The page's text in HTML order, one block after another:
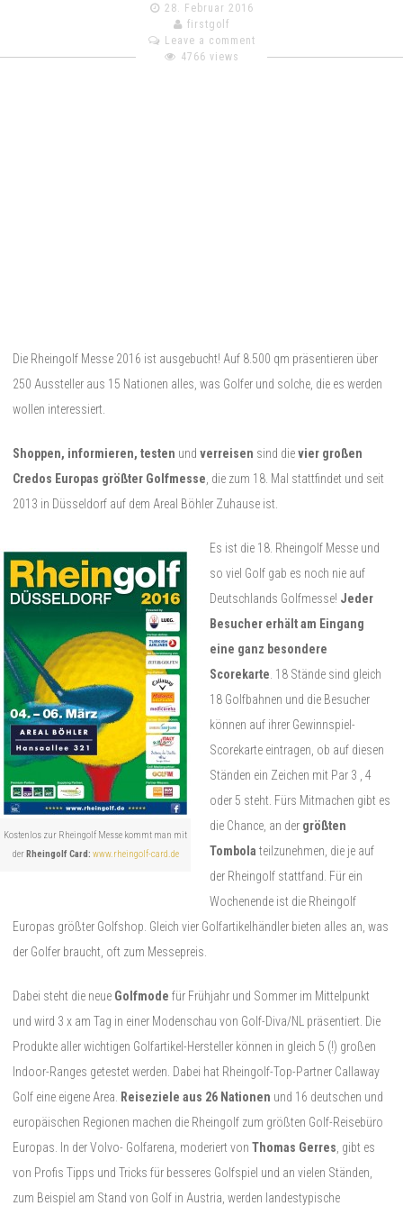
28. Februar 2016
firstgolf
Leave a comment
4766 views
Die Rheingolf Messe 2016 ist ausgebucht! Auf 8.500 qm präsentieren über
250 Aussteller aus 15 Nationen alles, was Golfer und solche, die es werden
wollen interessiert.
Shoppen, informieren, testen und verreisen sind dievier großen
Credos Europas größter Golfmesse , die zum 18. Mal stattfindet und seit
2013 in Düsseldorf auf dem Areal Böhler Zuhause ist.
Kostenlos zur Rheingolf Messe kommt man mit
der Rheingolf Card: www.rheingolf-card.de
Es ist die 18. Rheingolf Messe und
so viel Golf gab es noch nie auf
Deutschlands Golfmesse! Jeder
Besucher erhält am Eingang
eine ganz besondere
Scorekarte . 18 Stände sind gleich
18 Golfbahnen und die Besucher
können auf ihrer Gewinnspiel-
Scorekarte eintragen, ob auf diesen
Ständen ein Zeichen mit Par 3 , 4
oder 5 steht. Fürs Mitmachen gibt es
die Chance, an der größten
Tombola teilzunehmen, die je auf
der Rheingolf stattfand. Für ein
Wochenende ist die Rheingolf
Europas größter Golfshop. Gleich vier Golfartikelhändler bieten alles an, was
der Golfer braucht, oft zum Messepreis.
Dabei steht die neue Golfmode für Frühjahr und Sommer im Mittelpunkt
und wird 3 x am Tag in einer Modenschau von Golf-Diva/NL präsentiert. Die
Produkte aller wichtigen Golfartikel-Hersteller können in gleich 5 (!) großen
Indoor-Ranges getestet werden. Dabei hat Rheingolf-Top-Partner Callaway
Golf eine eigene Area.
Reiseziele aus 26 Nationen und 16 deutschen und
europäischen Regionen machen die Rheingolf zum größten Golf-Reisebüro
Europas. In der Volvo- Golfarena, moderiert von Thomas Gerres , gibt es
von Profis Tipps und Tricks für besseres Golfspiel und an vielen Ständen,
zum Beispiel am Stand von Golf in Austria, werden landestypische